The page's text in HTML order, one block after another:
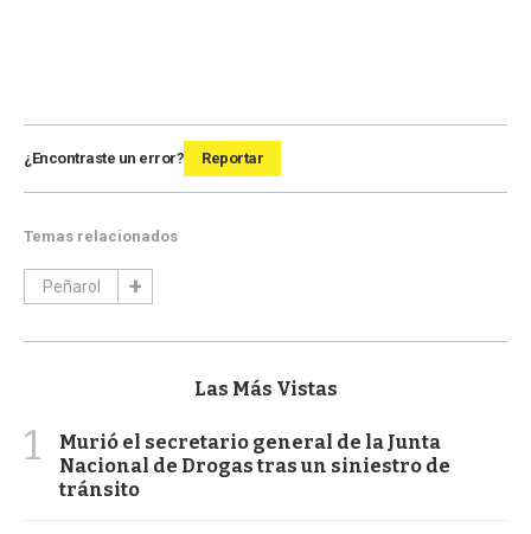
¿Encontraste un error? Reportar
Temas relacionados
Peñarol
Las Más Vistas
1
Murió el secretario general de la Junta
Nacional de Drogas tras un siniestro de
tránsito